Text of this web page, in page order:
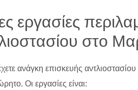
εργασίες
στο
ανάγκη επισκευής
Οι εργασίες είναι: